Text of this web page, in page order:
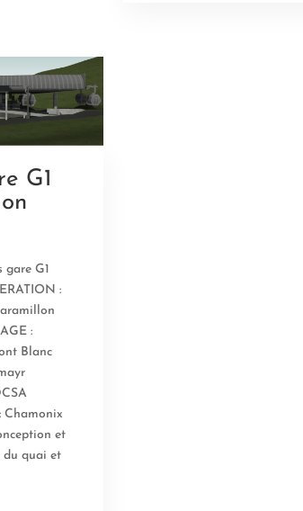
G1
gare G1
:
:
Blanc
Chamonix
et
du quai et